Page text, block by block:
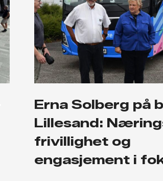
Erna Solberg på
Lillesand:
frivillighet og
engasjement i